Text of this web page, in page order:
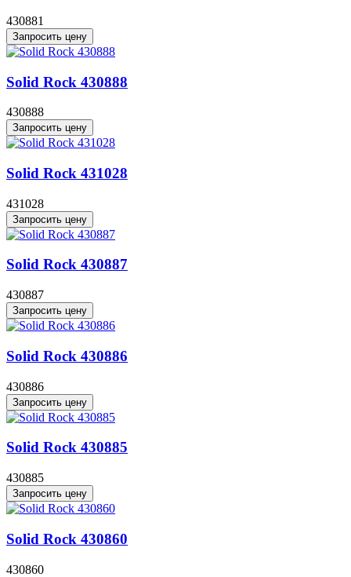
430881
Запросить цену
Solid Rock 430888
430888
Запросить цену
Solid Rock 431028
431028
Запросить цену
Solid Rock 430887
430887
Запросить цену
Solid Rock 430886
430886
Запросить цену
Solid Rock 430885
430885
Запросить цену
Solid Rock 430860
430860